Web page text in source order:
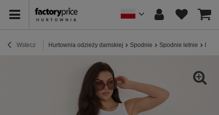
Wstecz Hurtownia odzieży damskiej Spodnie Spodnie letnie